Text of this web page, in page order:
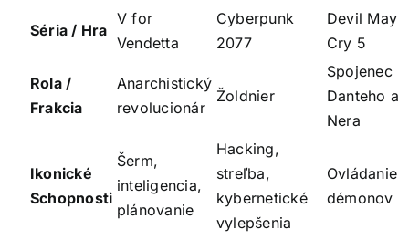
Séria / Hra
V for
Vendetta
Cyberpunk
2077
Devil May
Cry 5
Rola /
Frakcia
Anarchistický
revolucionár
Žoldnier
Spojenec
Danteho a
Nera
Ikonické
Schopnosti
Šerm,
inteligencia,
plánovanie
Hacking,
streľba,
kybernetické
vylepšenia
Ovládanie
démonov